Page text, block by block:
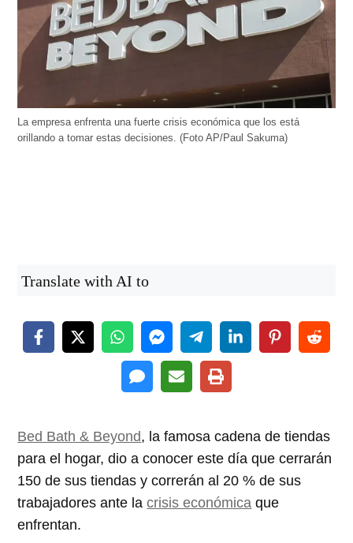
La empresa enfrenta una fuerte crisis económica que los está
orillando a tomar estas decisiones. (Foto AP/Paul Sakuma)
Translate with AI to
Bed Bath & Beyond, la famosa cadena de tiendas
para el hogar, dio a conocer este día que cerrarán
150 de sus tiendas y correrán al 20 % de sus
trabajadores ante lacrisis económica que
enfrentan.